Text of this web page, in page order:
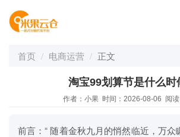
首页 电商运营 正文
淘宝99划算节是什么时
作者：小果 时间：2026-08-06 阅
前言：“ 随着金秋九月的悄然临近，万众